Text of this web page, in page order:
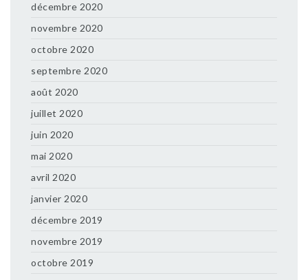
décembre 2020
novembre 2020
octobre 2020
septembre 2020
août 2020
juillet 2020
juin 2020
mai 2020
avril 2020
janvier 2020
décembre 2019
novembre 2019
octobre 2019